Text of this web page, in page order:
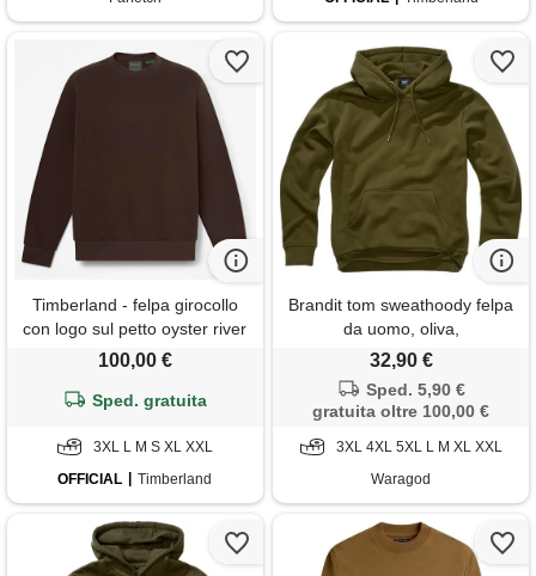
Timberland - felpa girocollo
con logo sul petto oyster river
da uomo in marrone scuro,
100,00 €
Sped. gratuita
3XL L M S XL XXL
OFFICIAL
Timberland
Brandit tom sweathoody felpa
da uomo, oliva,
32,90 €
Sped. 5,90 €
gratuita oltre 100,00 €
3XL 4XL 5XL L M XL XXL
Waragod